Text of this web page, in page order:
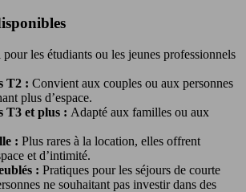
pour les étudiants ou les jeunes professionnels
T2 : Convient aux couples ou aux personnes
plus d’espace.
T3 et plus : Adapté aux familles ou aux
: Plus rares à la location, elles offrent
et d’intimité.
: Pratiques pour les séjours de courte
ne souhaitant pas investir dans des